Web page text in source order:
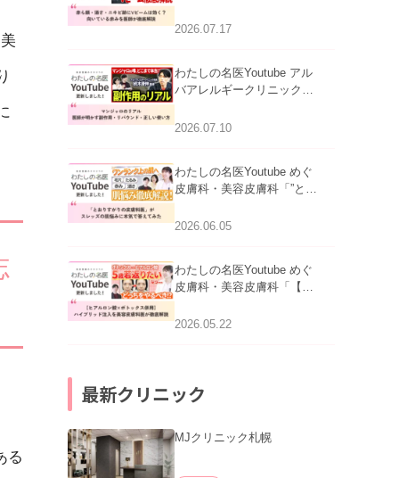
る
跡にVビームは効く？向い
2026.07.17
わたしの名医Youtube アル
バアレルギークリニック札
医師が明かす副作用・リバ
2026.07.10
わたしの名医Youtube めぐ
皮膚科・美容皮膚科「”とお
ッズの肌悩みに本気で答え
2026.06.05
わたしの名医Youtube めぐ
皮膚科・美容皮膚科「【ヒ
用】ハイブリッド注入を美
2026.05.22
最新クリニック
MJクリニック札幌